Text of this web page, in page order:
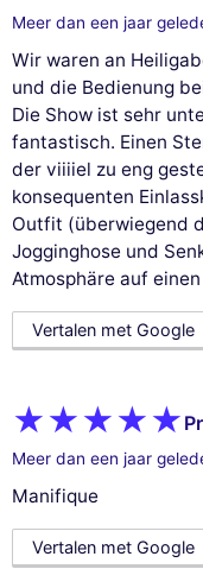
Meer dan een jaar
Wir waren an
und die Bedienung
Die Show ist sehr
fantastisch. Einen
der viiiiel zu eng
konsequenten
Outfit (überwiegend
Jogginghose und
Atmosphäre auf
Vertalen met Google
Meer dan een jaar
Manifique
Vertalen met Google